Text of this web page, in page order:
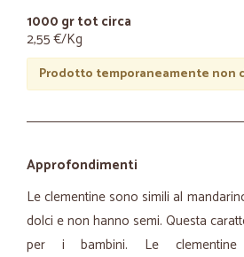
1000 gr tot circa
2,55 €/Kg
Prodotto temporaneamente non
Approfondimenti
Le clementine sono simili al
dolci e non hanno semi. Questa
per i bambini. Le clementine